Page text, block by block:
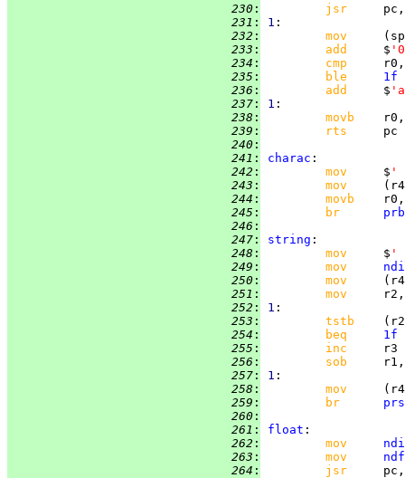
230 : jsr pc,
231 : 1
232 :
mov
233 : add $ '0
234 : cmp
235 : ble 1f
236 : add $ 'a
237 : 1
238 :
movb
239 : rts
240 :
241 : charac
242 : mov $ '
243 :
mov
244 :
movb
245 : br
246 :
247 : string
248 : mov $ '
249 : mov
250 :
mov
251 :
mov
252 : 1
253 :
tstb
254 : beq 1f
255 : inc
256 : sob
r1,
257 : 1
258 :
mov
259 : br
260 :
261 : float
262 : mov
263 : mov
264 : jsr pc,